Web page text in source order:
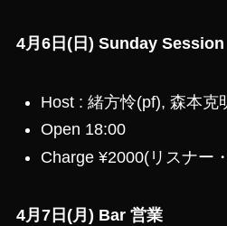
4月6日(日) Sunday Session
Host : 緒方怜(pf), 森本克
Open 18:00
Charge ¥2000(リスナー
4月7日(月) Bar 営業